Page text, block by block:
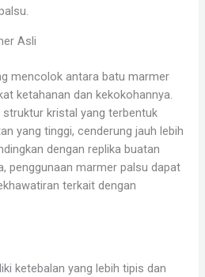
Asli
mencolok antara batu marmer
ketahanan dan kekokohannya.
kristal yang terbentuk
yang tinggi, cenderung jauh lebih
dengan replika buatan
penggunaan marmer palsu dapat
terkait dengan
ketebalan yang lebih tipis dan